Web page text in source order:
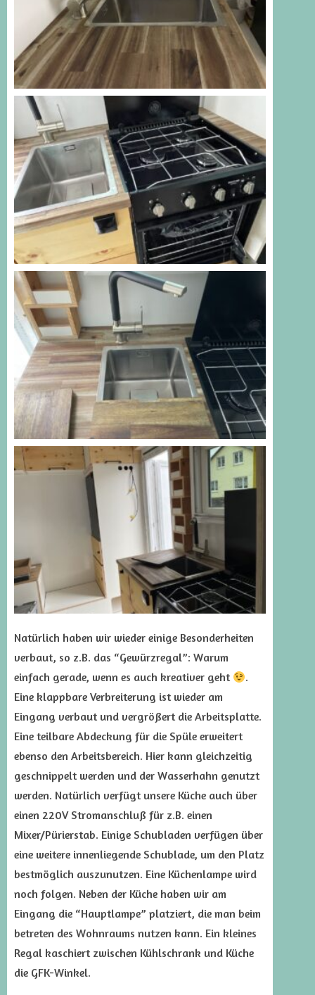
Natürlich haben wir wieder einige Besonderheiten
verbaut, so z.B. das “Gewürzregal”: Warum
einfach gerade, wenn es auch kreativer geht
.
Eine klappbare Verbreiterung ist wieder am
Eingang verbaut und vergrößert die Arbeitsplatte.
Eine teilbare Abdeckung für die Spüle erweitert
ebenso den Arbeitsbereich. Hier kann gleichzeitig
geschnippelt werden und der Wasserhahn genutzt
werden. Natürlich verfügt unsere Küche auch über
einen 220V Stromanschluß für z.B. einen
Mixer/Pürierstab. Einige Schubladen verfügen über
eine weitere innenliegende Schublade, um den Platz
bestmöglich auszunutzen. Eine Küchenlampe wird
noch folgen. Neben der Küche haben wir am
Eingang die “Hauptlampe” platziert, die man beim
betreten des Wohnraums nutzen kann. Ein kleines
Regal kaschiert zwischen Kühlschrank und Küche
die GFK-Winkel.